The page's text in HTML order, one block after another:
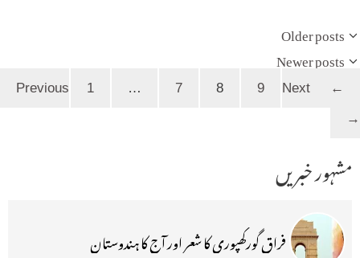
Older posts
Newer posts
←
Page 1 … 7 8 Page9
Next
→
مشہور خبریں
فراق گورکھپوری کا شعر اور آج کا ہندوستان